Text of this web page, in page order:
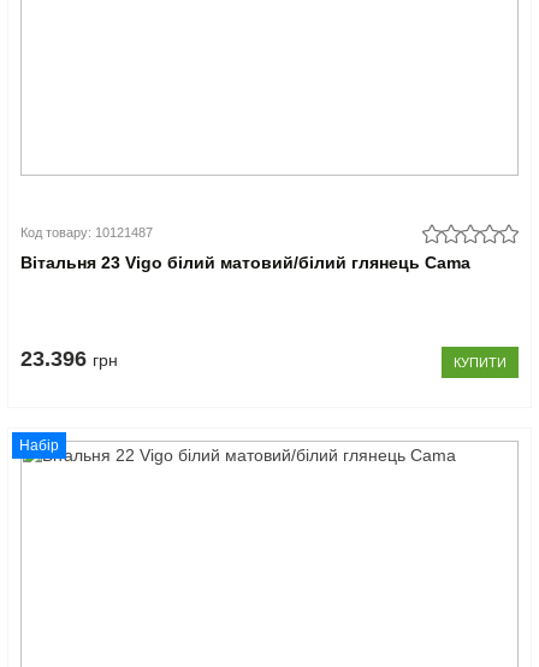
Код товару: 10121487
Вітальня 23 Vigo білий матовий/білий глянець Cama
23.396 грн КУПИТИ
Набір